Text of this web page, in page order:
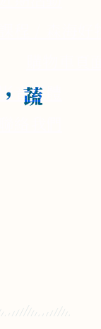
影音媒體
蔬